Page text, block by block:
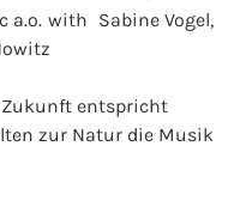
a.o. with Sabine Vogel,
Zukunft entspricht
zur Natur die Musik